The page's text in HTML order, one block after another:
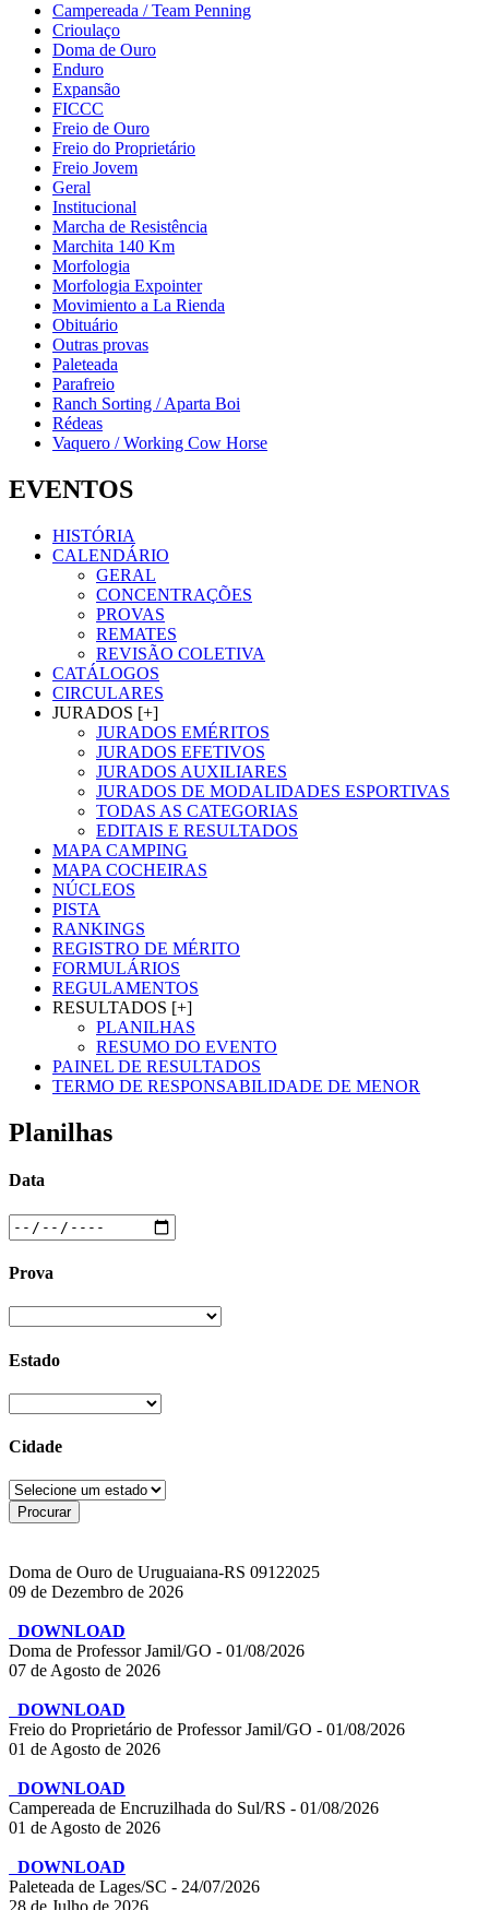
Campereada / Team Penning
Crioulaço
Doma de Ouro
Enduro
Expansão
FICCC
Freio de Ouro
Freio do Proprietário
Freio Jovem
Geral
Institucional
Marcha de Resistência
Marchita 140 Km
Morfologia
Morfologia Expointer
Movimiento a La Rienda
Obituário
Outras provas
Paleteada
Parafreio
Ranch Sorting / Aparta Boi
Rédeas
Vaquero / Working Cow Horse
EVENTOS
HISTÓRIA
CALENDÁRIO
GERAL
CONCENTRAÇÕES
PROVAS
REMATES
REVISÃO COLETIVA
CATÁLOGOS
CIRCULARES
JURADOS [+]
JURADOS EMÉRITOS
JURADOS EFETIVOS
JURADOS AUXILIARES
JURADOS DE MODALIDADES ESPORTIVAS
TODAS AS CATEGORIAS
EDITAIS E RESULTADOS
MAPA CAMPING
MAPA COCHEIRAS
NÚCLEOS
PISTA
RANKINGS
REGISTRO DE MÉRITO
FORMULÁRIOS
REGULAMENTOS
RESULTADOS [+]
PLANILHAS
RESUMO DO EVENTO
PAINEL DE RESULTADOS
TERMO DE RESPONSABILIDADE DE MENOR
Planilhas
Data
Prova
Estado
Cidade
Doma de Ouro de Uruguaiana-RS 09122025
09 de Dezembro de 2026
DOWNLOAD
Doma de Professor Jamil/GO - 01/08/2026
07 de Agosto de 2026
DOWNLOAD
Freio do Proprietário de Professor Jamil/GO - 01/08/2026
01 de Agosto de 2026
DOWNLOAD
Campereada de Encruzilhada do Sul/RS - 01/08/2026
01 de Agosto de 2026
DOWNLOAD
Paleteada de Lages/SC - 24/07/2026